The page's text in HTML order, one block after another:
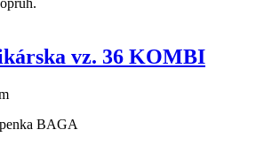
vz. 36 KOMBI
BAGA